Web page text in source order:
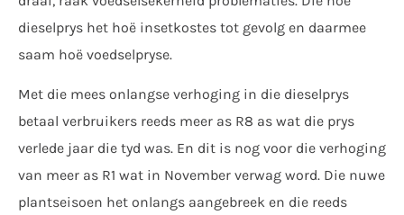
dieselprys het hoë insetkostes tot gevolg en daarmee
saam hoë voedselpryse.
Met die mees onlangse verhoging in die dieselprys
betaal verbruikers reeds meer as R8 as wat die prys
verlede jaar die tyd was. En dit is nog voor die verhoging
van meer as R1 wat in November verwag word. Die nuwe
plantseisoen het onlangs aangebreek en die reeds